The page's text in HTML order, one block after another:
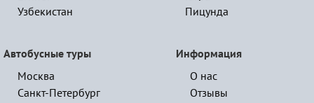
Узбекистан
Пицунда
Автобусные туры
Москва
Санкт-Петербург
Информация
О нас
Отзывы